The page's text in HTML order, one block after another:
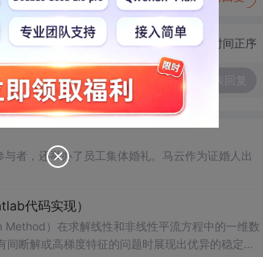
切换为时间正序
者，还举办了员工集体婚礼。马云作为证婚人出
代码实现）
）在求解线性和非线性平流方程中的一维数
断解或高梯度特征的问题时展现出优异的稳定性